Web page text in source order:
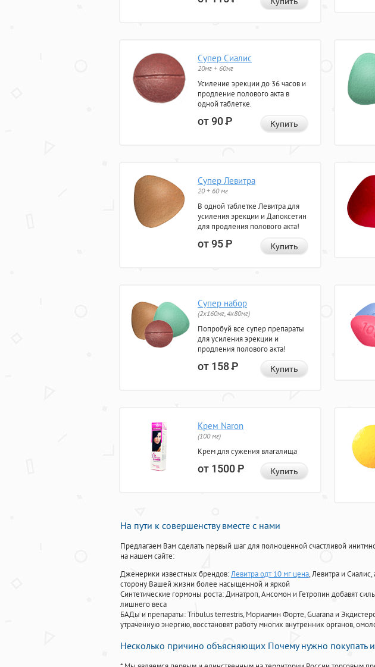
Супер Сиалис
20мг + 60мг
Усиление эрекции до 36 часов и
продление полового акта в
одной таблетке.
от 90Р Купить
Супер Левитра
20 + 60 мг
В одной таблетке Левитра для
усиления эрекции и Дапоксетин
для продления полового акта!
от 95Р Купить
Супер набор
(2х160мг, 4х80мг)
Попробуй все супер препараты
для усиления эрекции и
продления полового акта!
от 158Р Купить
Крем Naron
(100 мг)
Крем для сужения влагалища
от 1500Р Купить
На пути к совершенству вместе с нами
Предлагаем Вам сделать первый шаг для полноценной счастливой
на нашем сайте:
Дженерики известных брендов:Левитра одт 10 мг цена, Левитра и
сторону Вашей жизни более насыщенной и яркой
Синтетические гормоны роста: Динатроп, Ансомон и Гетропин добавят
лишнего веса
БАДы и препараты:Tribulus terrestris, Мориамин Форте, Guarana и
утраченную энергию, восстановят работу многих внутренних органов,
Несколько причино объясняющих Почему нужно покупать